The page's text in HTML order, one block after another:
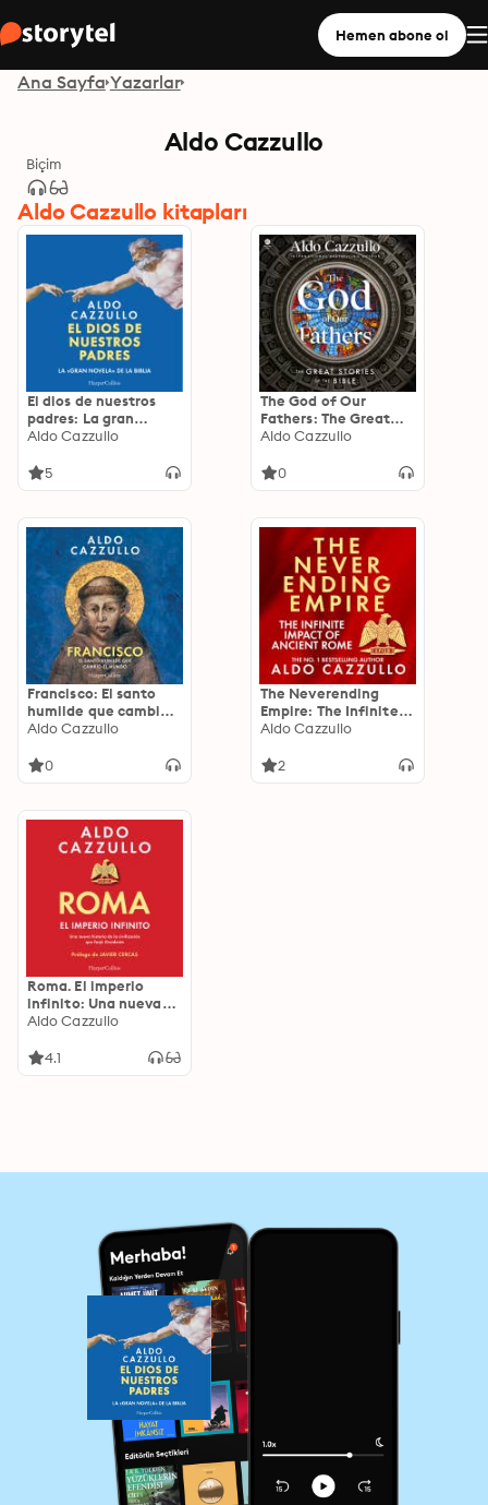
Hemen abone ol
Ana Sayfa Yazarlar
Aldo Cazzullo
Biçim
Aldo Cazzullo kitapları
El dios de nuestros
padres: La gran
novela de la Biblia
Aldo Cazzullo
5
The God of Our
Fathers: The Great
Stories of the Bible
Aldo Cazzullo
0
Francisco: El santo
humilde que cambió
el mundo
Aldo Cazzullo
0
The Neverending
Empire: The Infinite
Impact of Ancient
Aldo Cazzullo
2
Roma. El imperio
infinito: Una nueva
historia de la
Occidente
Aldo Cazzullo
4.1